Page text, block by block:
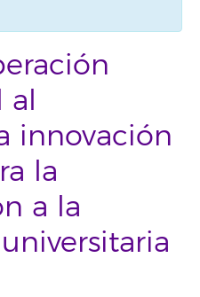
al
innovación
la
a la